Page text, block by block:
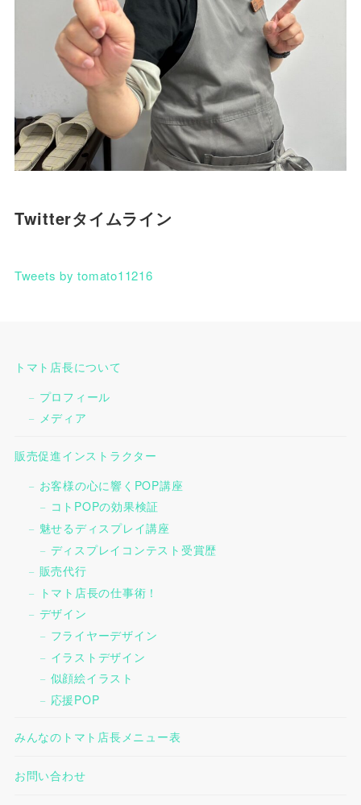
Twitterタイムライン
Tweets by tomato11216
トマト店長について
プロフィール
メディア
販売促進インストラクター
お客様の心に響くPOP講座
コトPOPの効果検証
魅せるディスプレイ講座
ディスプレイコンテスト受賞歴
販売代行
トマト店長の仕事術！
デザイン
フライヤーデザイン
イラストデザイン
似顔絵イラスト
応援POP
みんなのトマト店長メニュー表
お問い合わせ